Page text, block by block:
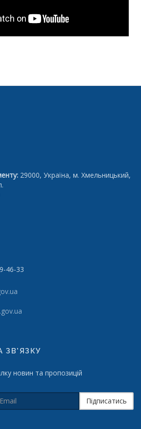
29000, Україна, м. Хмельницький,
46-33
ЗВ'ЯЗКУ
новин та пропозицій
Підписатись